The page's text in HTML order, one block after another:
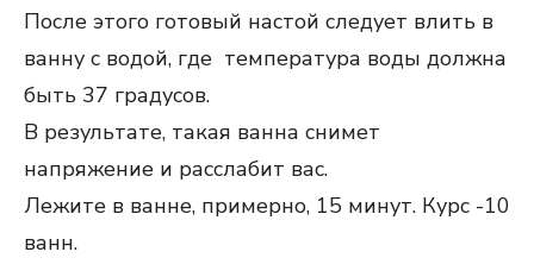
После этого готовый настой следует влить в
ванну с водой, где температура воды должна
быть 37 градусов.
В результате, такая ванна снимет
напряжение и расслабит вас.
Лежите в ванне, примерно, 15 минут. Курс -10
ванн.